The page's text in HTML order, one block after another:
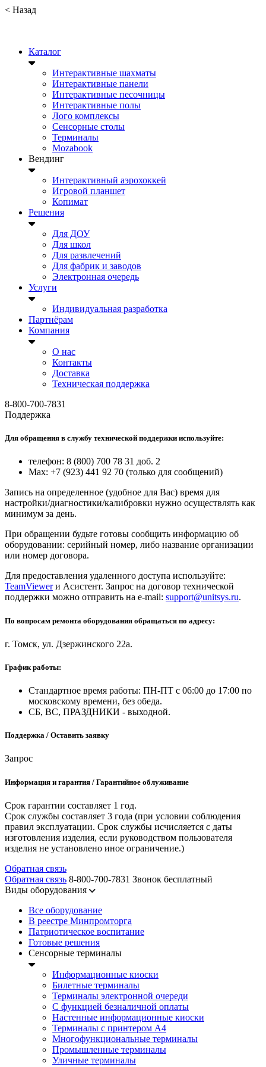
< Назад
Каталог
Интерактивные шахматы
Интерактивные панели
Интерактивные песочницы
Интерактивные полы
Лого комплексы
Сенсорные столы
Терминалы
Mozabook
Вендинг
Интерактивный аэрохоккей
Игровой планшет
Копимат
Решения
Для ДОУ
Для школ
Для развлечений
Для фабрик и заводов
Электронная очередь
Услуги
Индивидуальная разработка
Партнёрам
Компания
О нас
Контакты
Доставка
Техническая поддержка
8-800-700-7831
Поддержка
Для обращения в службу технической поддержки используйте:
телефон: 8 (800) 700 78 31 доб. 2
Max: +7 (923) 441 92 70 (только для сообщений)
Запись на определенное (удобное для Вас) время для
настройки/диагностики/калибровки нужно осуществлять как
минимум за день.
При обращении будьте готовы сообщить информацию об
оборудовании: серийный номер, либо название организации
или номер договора.
Для предоставления удаленного доступа используйте:
TeamViewerи Асистент. Запрос на договор технической
поддержки можно отправить на e-mail: support@unitsys.ru.
По вопросам ремонта оборудования обращаться по адресу:
г. Томск, ул. Дзержинского 22а.
График работы:
Стандартное время работы: ПН-ПТ с 06:00 до 17:00 по
московскому времени, без обеда.
СБ, ВС, ПРАЗДНИКИ - выходной.
Поддержка / Оставить заявку
Запрос
Информация и гарантия / Гарантийное облуживание
Срок гарантии составляет 1 год.
Срок службы составляет 3 года (при условии соблюдения
правил эксплуатации. Срок службы исчисляется с даты
изготовления изделия, если руководством пользователя
изделия не установлено иное ограничение.)
Обратная связь
Обратная связь 8-800-700-7831 Звонок бесплатный
Виды оборудования
Все оборудование
В реестре Минпромторга
Патриотическое воспитание
Готовые решения
Сенсорные терминалы
Информационные киоски
Билетные терминалы
Терминалы электронной очереди
C функцией безналичной оплаты
Настенные информационные киоски
Терминалы с принтером А4
Многофункциональные терминалы
Промышленные терминалы
Уличные терминалы